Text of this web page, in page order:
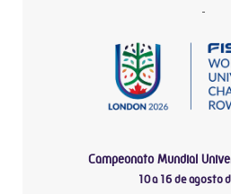
-
Campeonato Mundial
10 a 16 de agosto